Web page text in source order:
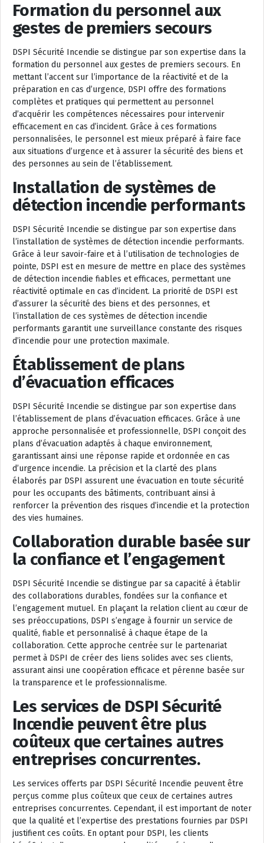
Formation du personnel aux
gestes de premiers secours
DSPI Sécurité Incendie se distingue par son expertise dans la
formation du personnel aux gestes de premiers secours. En
mettant l’accent sur l’importance de la réactivité et de la
préparation en cas d’urgence, DSPI offre des formations
complètes et pratiques qui permettent au personnel
d’acquérir les compétences nécessaires pour intervenir
efficacement en cas d’incident. Grâce à ces formations
personnalisées, le personnel est mieux préparé à faire face
aux situations d’urgence et à assurer la sécurité des biens et
des personnes au sein de l’établissement.
Installation de systèmes de
détection incendie performants
DSPI Sécurité Incendie se distingue par son expertise dans
l’installation de systèmes de détection incendie performants.
Grâce à leur savoir-faire et à l’utilisation de technologies de
pointe, DSPI est en mesure de mettre en place des systèmes
de détection incendie fiables et efficaces, permettant une
réactivité optimale en cas d’incident. La priorité de DSPI est
d’assurer la sécurité des biens et des personnes, et
l’installation de ces systèmes de détection incendie
performants garantit une surveillance constante des risques
d’incendie pour une protection maximale.
Établissement de plans
d’évacuation efficaces
DSPI Sécurité Incendie se distingue par son expertise dans
l’établissement de plans d’évacuation efficaces. Grâce à une
approche personnalisée et professionnelle, DSPI conçoit des
plans d’évacuation adaptés à chaque environnement,
garantissant ainsi une réponse rapide et ordonnée en cas
d’urgence incendie. La précision et la clarté des plans
élaborés par DSPI assurent une évacuation en toute sécurité
pour les occupants des bâtiments, contribuant ainsi à
renforcer la prévention des risques d’incendie et la protection
des vies humaines.
Collaboration durable basée sur
la confiance et l’engagement
DSPI Sécurité Incendie se distingue par sa capacité à établir
des collaborations durables, fondées sur la confiance et
l’engagement mutuel. En plaçant la relation client au cœur de
ses préoccupations, DSPI s’engage à fournir un service de
qualité, fiable et personnalisé à chaque étape de la
collaboration. Cette approche centrée sur le partenariat
permet à DSPI de créer des liens solides avec ses clients,
assurant ainsi une coopération efficace et pérenne basée sur
la transparence et le professionnalisme.
Les services de DSPI Sécurité
Incendie peuvent être plus
coûteux que certaines autres
entreprises concurrentes.
Les services offerts par DSPI Sécurité Incendie peuvent être
perçus comme plus coûteux que ceux de certaines autres
entreprises concurrentes. Cependant, il est important de noter
que la qualité et l’expertise des prestations fournies par DSPI
justifient ces coûts. En optant pour DSPI, les clients